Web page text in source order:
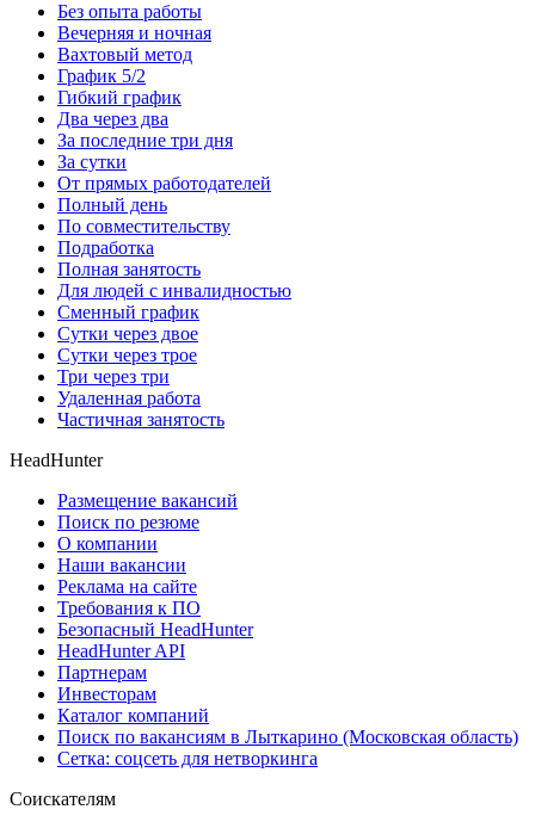
Без опыта работы
Вечерняя и ночная
Вахтовый метод
График 5/2
Гибкий график
Два через два
За последние три дня
За сутки
От прямых работодателей
Полный день
По совместительству
Подработка
Полная занятость
Для людей с инвалидностью
Сменный график
Сутки через двое
Сутки через трое
Три через три
Удаленная работа
Частичная занятость
HeadHunter
Размещение вакансий
Поиск по резюме
О компании
Наши вакансии
Реклама на сайте
Требования к ПО
Безопасный HeadHunter
HeadHunter API
Партнерам
Инвесторам
Каталог компаний
Поиск по вакансиям в Лыткарино (Московская область)
Сетка: соцсеть для нетворкинга
Соискателям